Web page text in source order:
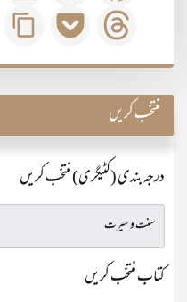
منتخب کریں
درجہ بندی (کٹیگری) منتخب کریں
کتاب منتخب کریں